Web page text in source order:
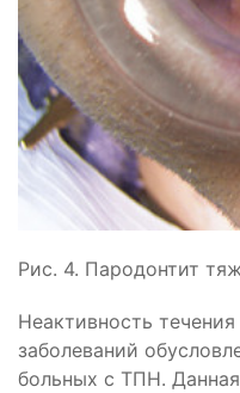
Рис. 4. Пародонтит
Неактивность
заболеваний
больных с ТПН.